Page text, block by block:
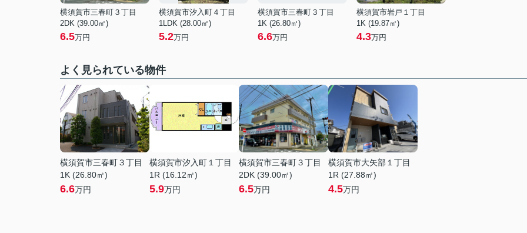
横須賀市三春町３丁目
2DK (39.00㎡)
6.5万円
横須賀市汐入町４丁目
1LDK (28.00㎡)
5.2万円
横須賀市三春町３丁目
1K (26.80㎡)
6.6万円
横須賀市岩戸１丁目
1K (19.87㎡)
4.3万円
よく見られている物件
横須賀市三春町３丁目
1K (26.80㎡)
6.6万円
横須賀市汐入町１丁目
1R (16.12㎡)
5.9万円
横須賀市三春町３丁目
2DK (39.00㎡)
6.5万円
横須賀市大矢部１丁目
1R (27.88㎡)
4.5万円